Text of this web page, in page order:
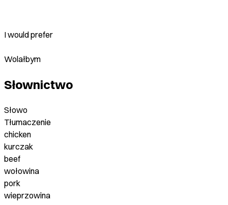
I would prefer
Wolałbym
Słownictwo
Słowo
Tłumaczenie
chicken
kurczak
beef
wołowina
pork
wieprzowina